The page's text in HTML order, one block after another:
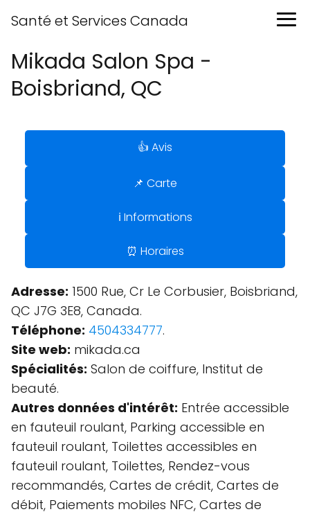
Santé et Services Canada
Mikada Salon Spa -
Boisbriand, QC
👍 Avis
📌 Carte
ℹ️ Informations
⏰ Horaires
Adresse: 1500 Rue, Cr Le Corbusier, Boisbriand,
QC J7G 3E8, Canada.
Téléphone: 4504334777.
Site web: mikada.ca
Spécialités: Salon de coiffure, Institut de
beauté.
Autres données d'intérêt: Entrée accessible
en fauteuil roulant, Parking accessible en
fauteuil roulant, Toilettes accessibles en
fauteuil roulant, Toilettes, Rendez-vous
recommandés, Cartes de crédit, Cartes de
débit, Paiements mobiles NFC, Cartes de